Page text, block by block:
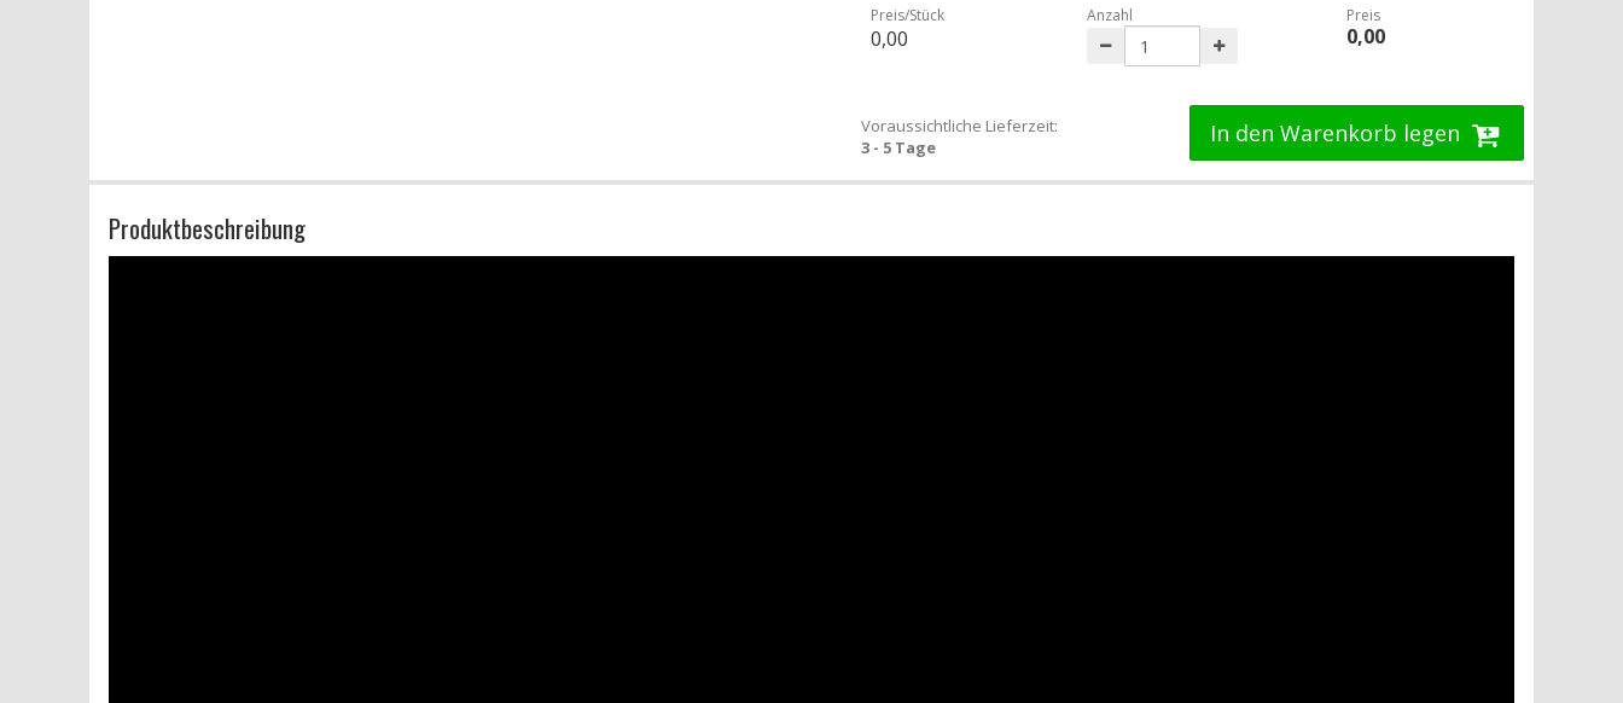
Preis/Stück
0,00
Anzahl Preis
0,00
Voraussichtliche Lieferzeit:
3 - 5 Tage
In den Warenkorb legen
Produktbeschreibung